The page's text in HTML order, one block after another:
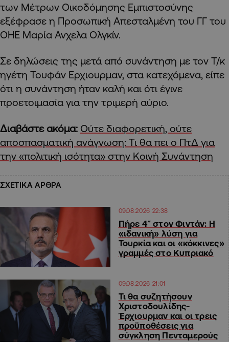
των Μέτρων Οικοδόμησης Εμπιστοσύνης
εξέφρασε η Προσωπική Απεσταλμένη του ΓΓ του
ΟΗΕ Μαρία Ανχελα Ολγκίν.
Σε δηλώσεις της μετά από συνάντηση με τον Τ/κ
ηγέτη Τουφάν Ερχιουρμαν, στα κατεχόμενα, είπε
ότι η συνάντηση ήταν καλή και ότι έγινε
προετοιμασία για την τριμερή αύριο.
Διαβάστε ακόμα: Ούτε διαφορετική, ούτε
αποσπασματική ανάγνωση: Τι θα πει ο ΠτΔ για
την «πολιτική ισότητα» στην Κοινή Συνάντηση
ΣΧΕΤΙΚΑ ΑΡΘΡΑ
09.08.2026 22:38
Πήρε 4″ στον Φιντάν: Η
«ιδανική» λύση για
Τουρκία και οι «κόκκινες»
γραμμές στο Κυπριακό
09.08.2026 21:01
Τι θα συζητήσουν
Χριστοδουλίδης-
Έρχιουρμαν και οι τρεις
προϋποθέσεις για
σύγκληση Πενταμερούς